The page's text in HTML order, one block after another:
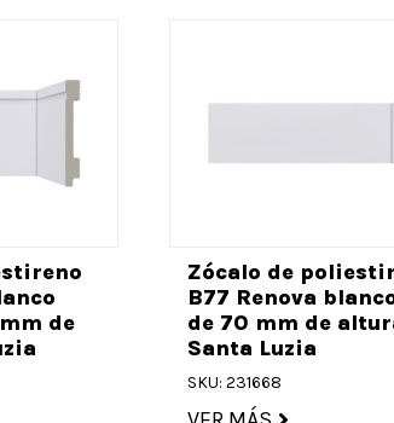
de
Zócalo de
B77 Renova
de 70 mm de
Santa Luzia
SKU: 231668